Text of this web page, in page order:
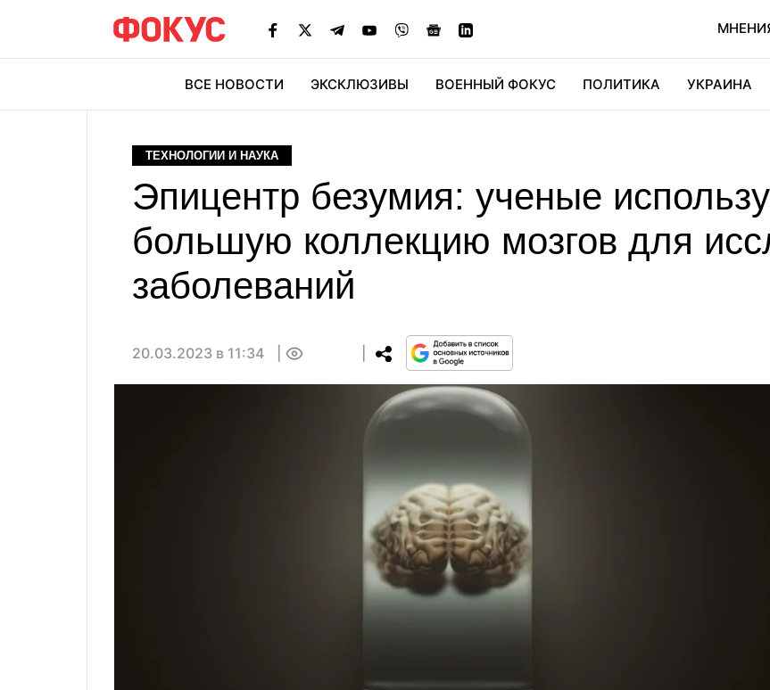
ВСЕ НОВОСТИ ЭКСКЛЮЗИВЫ ВОЕННЫЙ ФОКУС ПОЛИТИКА УКРАИНА
ТЕХНОЛОГИИ И НАУКА
Эпицентр безумия: ученые
большую коллекцию мозгов для
заболеваний
20.03.2023 в 11:34